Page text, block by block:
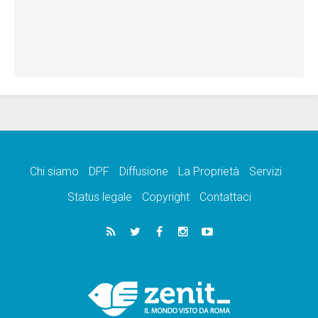
Chi siamo DPF Diffusione La Proprietà
Servizi
Status legale
Copyright Contattaci